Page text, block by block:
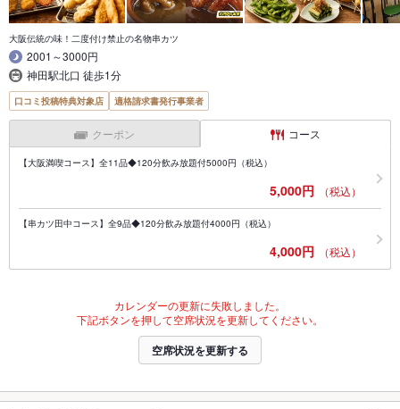
大阪伝統の味！二度付け禁止の名物串カツ
2001～3000円
神田駅北口 徒歩1分
口コミ投稿特典対象店 適格請求書発行事業者
クーポン コース
【大阪満喫コース】全11品◆120分飲み放題付5000円（税込）
5,000円 （税込）
【串カツ田中コース】全9品◆120分飲み放題付4000円（税込）
4,000円 （税込）
カレンダーの更新に失敗しました。
下記ボタンを押して空席状況を更新してください。
空席状況を更新する